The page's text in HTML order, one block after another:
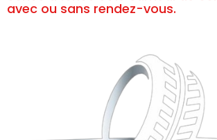
avec ou sans rendez-vous.